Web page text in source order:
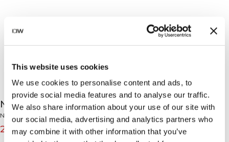
This website uses cookies
We use cookies to personalise content and ads, to
provide social media features and to analyse our traffic.
We also share information about your use of our site with
our social media, advertising and analytics partners who
may combine it with other information that you’ve
Nimble Quote Training Sock 2-Pack White
Nimble Collection
20€25€(-20%)